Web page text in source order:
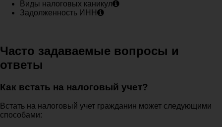
Виды налоговых каникул
Задолженность ИНН
Часто задаваемые вопросы и
ответы
Как встать на налоговый учет?
Встать на налоговый учет гражданин может следующими
способами: